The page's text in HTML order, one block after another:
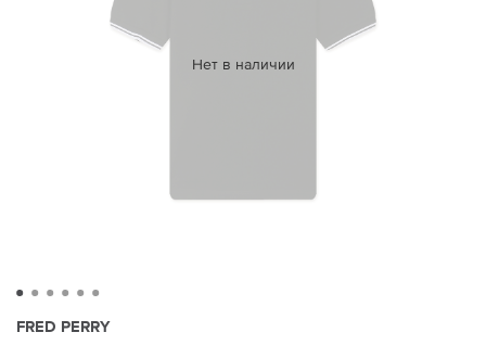
Нет в наличии
FRED PERRY